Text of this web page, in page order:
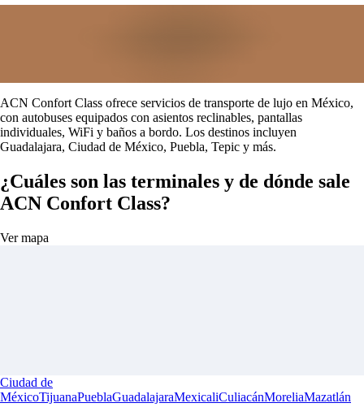
ACN Confort Class ofrece servicios de transporte de lujo en México,
con autobuses equipados con asientos reclinables, pantallas
individuales, WiFi y baños a bordo. Los destinos incluyen
Guadalajara, Ciudad de México, Puebla, Tepic y más.
¿Cuáles son las terminales y de dónde sale
ACN Confort Class?
Ver mapa
Ciudad de
MéxicoTijuanaPueblaGuadalajaraMexicaliCuliacánMoreliaMazatlán